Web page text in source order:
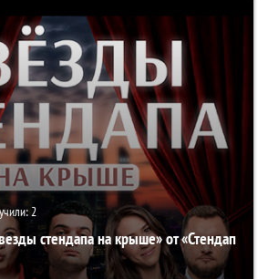
2
стендапа на крыше» от «Стендап